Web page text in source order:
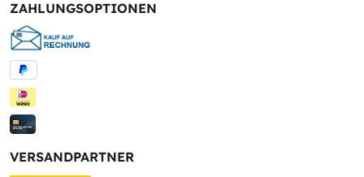
ZAHLUNGSOPTIONEN
VERSANDPARTNER